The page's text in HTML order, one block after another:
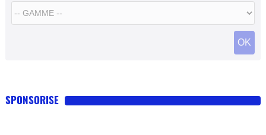
OK
SPONSORISE